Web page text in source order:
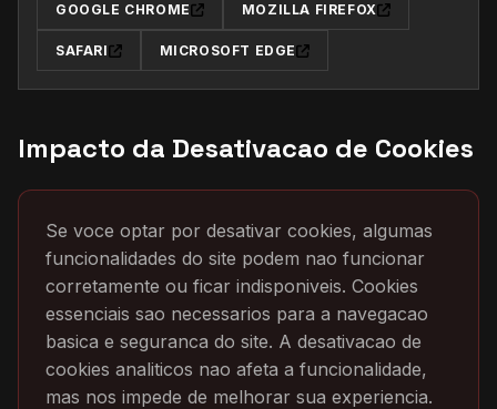
GOOGLE CHROME MOZILLA FIREFOX
SAFARI MICROSOFT EDGE
Impacto da Desativacao de Cookies
Se voce optar por desativar cookies, algumas
funcionalidades do site podem nao funcionar
corretamente ou ficar indisponiveis. Cookies
essenciais sao necessarios para a navegacao
basica e seguranca do site. A desativacao de
cookies analiticos nao afeta a funcionalidade,
mas nos impede de melhorar sua experiencia.